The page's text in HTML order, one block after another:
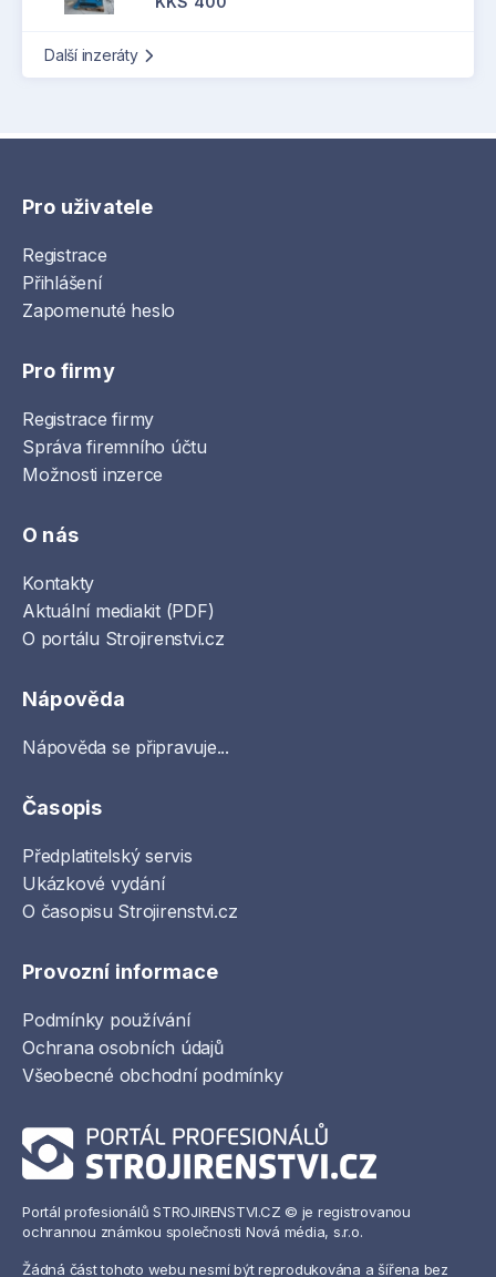
Další inzeráty
Pro uživatele
Registrace
Přihlášení
Zapomenuté heslo
Pro firmy
Registrace firmy
Správa firemního účtu
Možnosti inzerce
O nás
Kontakty
Aktuální mediakit (PDF)
O portálu Strojirenstvi.cz
Nápověda
Nápověda se připravuje...
Časopis
Předplatitelský servis
Ukázkové vydání
O časopisu Strojirenstvi.cz
Provozní informace
Podmínky používání
Ochrana osobních údajů
Všeobecné obchodní podmínky
Portál profesionálů STROJIRENSTVI.CZ © je registrovanou
ochrannou známkou společnosti Nová média, s.r.o.
Žádná část tohoto webu nesmí být reprodukována a šířena bez